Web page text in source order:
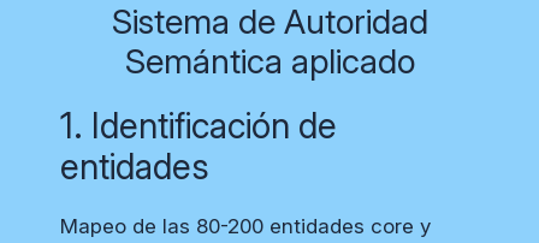
Sistema de Autoridad
Semántica aplicado
1. Identificación de
entidades
Mapeo de las 80-200 entidades core y